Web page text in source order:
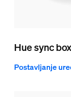
Hue sync box
Postavljanje